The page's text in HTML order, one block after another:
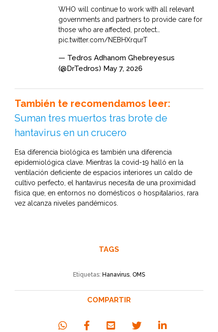
WHO will continue to work with all relevant
governments and partners to provide care for
those who are affected, protect…
pic.twitter.com/NEBHXrqurT
— Tedros Adhanom Ghebreyesus
(@DrTedros) May 7, 2026
También te recomendamos leer:
Suman tres muertos tras brote de
hantavirus en un crucero
Esa diferencia biológica es también una diferencia
epidemiológica clave. Mientras la covid-19 halló en la
ventilación deficiente de espacios interiores un caldo de
cultivo perfecto, el hantavirus necesita de una proximidad
física que, en entornos no domésticos o hospitalarios, rara
vez alcanza niveles pandémicos.
TAGS
Etiquetas: Hanavirus, OMS
COMPARTIR